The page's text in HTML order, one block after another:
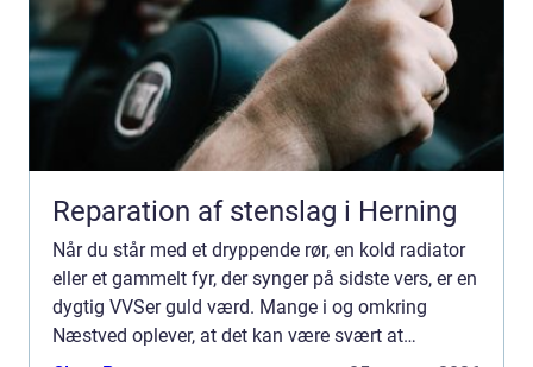
Reparation af stenslag i Herning
Når du står med et dryppende rør, en kold radiator
eller et gammelt fyr, der synger på sidste vers, er en
dygtig VVSer guld værd. Mange i og omkring
Næstved oplever, at det kan være svært at